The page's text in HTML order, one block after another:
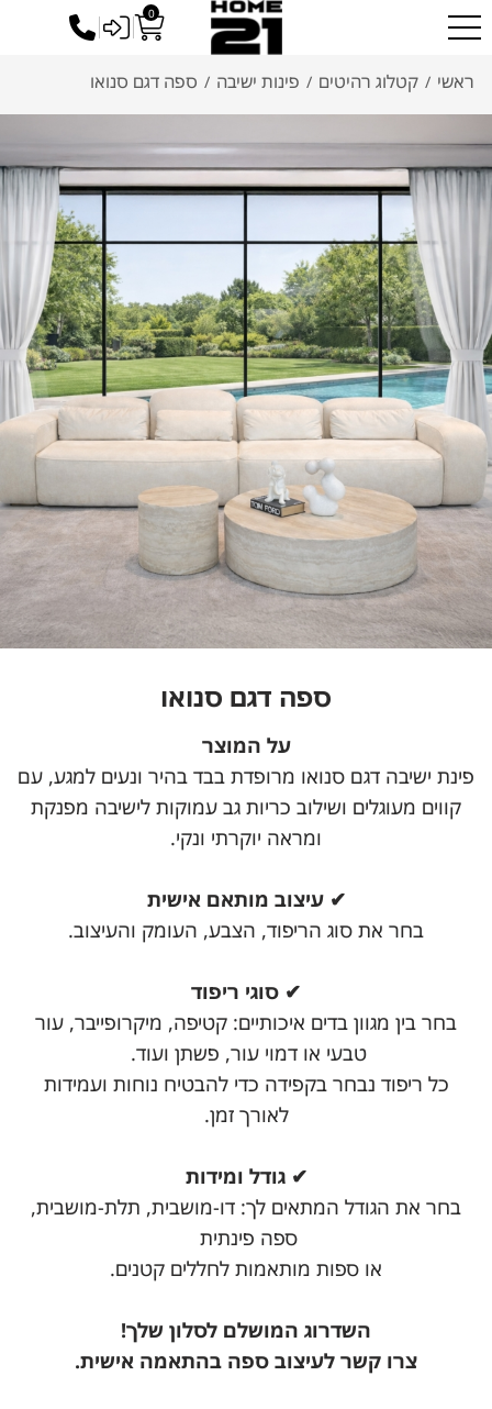
0
כניסה
ראשי / קטלוג רהיטים / פינות ישיבה / ספה דגם סנואו
ספה דגם סנואו
על המוצר
פינת ישיבה דגם סנואו מרופדת בבד בהיר ונעים למגע, עם
קווים מעוגלים ושילוב כריות גב עמוקות לישיבה מפנקת
ומראה יוקרתי ונקי.
✔ עיצוב מותאם אישית
בחר את סוג הריפוד, הצבע, העומק והעיצוב.
✔ סוגי ריפוד
בחר בין מגוון בדים איכותיים: קטיפה, מיקרופייבר, עור
טבעי או דמוי עור, פשתן ועוד.
כל ריפוד נבחר בקפידה כדי להבטיח נוחות ועמידות
לאורך זמן.
✔ גודל ומידות
בחר את הגודל המתאים לך: דו-מושבית, תלת-מושבית,
ספה פינתית
או ספות מותאמות לחללים קטנים.
השדרוג המושלם לסלון שלך!
צרו קשר לעיצוב ספה בהתאמה אישית.